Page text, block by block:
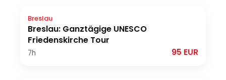
Breslau
Breslau: Ganztägige UNESCO
Friedenskirche Tour
7h 95 EUR